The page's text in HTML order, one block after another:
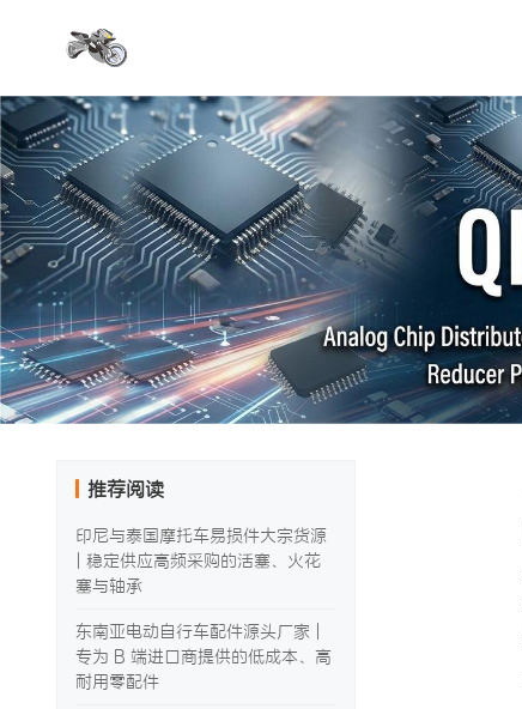
推荐阅读
印尼与泰国摩托车易损件大宗货源
| 稳定供应高频采购的活塞、火花
塞与轴承
东南亚电动自行车配件源头厂家 |
专为 B 端进口商提供的低成本、高
耐用零配件